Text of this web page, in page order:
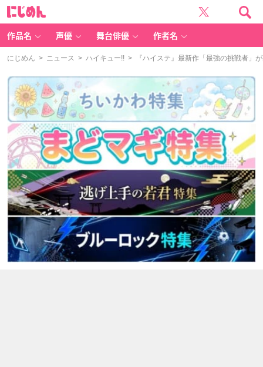
作品名 声優 舞台俳優 作者名
にじめん > ニュース > ハイキュー!! > 『ハイステ』最新作「最強の挑戦者」